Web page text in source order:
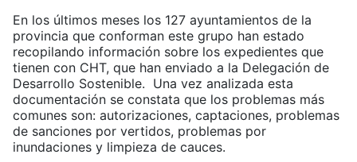
En los últimos meses los 127 ayuntamientos de la
provincia que conforman este grupo han estado
recopilando información sobre los expedientes que
tienen con CHT, que han enviado a la Delegación de
Desarrollo Sostenible. Una vez analizada esta
documentación se constata que los problemas más
comunes son: autorizaciones, captaciones, problemas
de sanciones por vertidos, problemas por
inundaciones y limpieza de cauces.